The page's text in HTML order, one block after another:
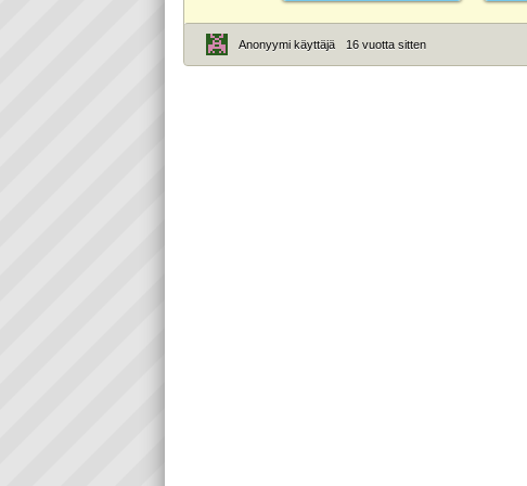
Anonyymi käyttäjä 16 vuotta sitten